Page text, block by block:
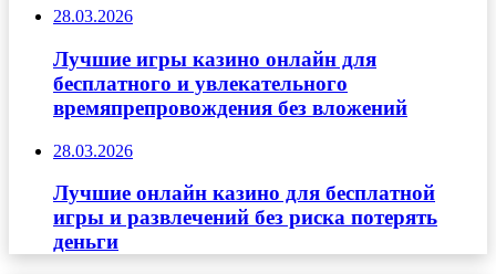
28.03.2026
Лучшие игры казино онлайн для
бесплатного и увлекательного
времяпрепровождения без вложений
28.03.2026
Лучшие онлайн казино для бесплатной
игры и развлечений без риска потерять
деньги